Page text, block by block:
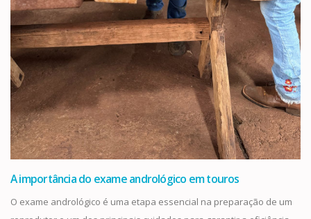
A importância do exame andrológico em touros
O exame andrológico é uma etapa essencial na preparação de um